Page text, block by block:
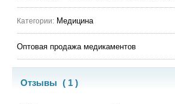
Категории: Медицина
Оптовая продажа медикаментов
Отзывы ( 1 )